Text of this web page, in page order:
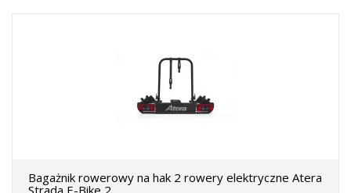
Bagażnik rowerowy na hak 2 rowery elektryczne Atera
Strada E-Bike 2